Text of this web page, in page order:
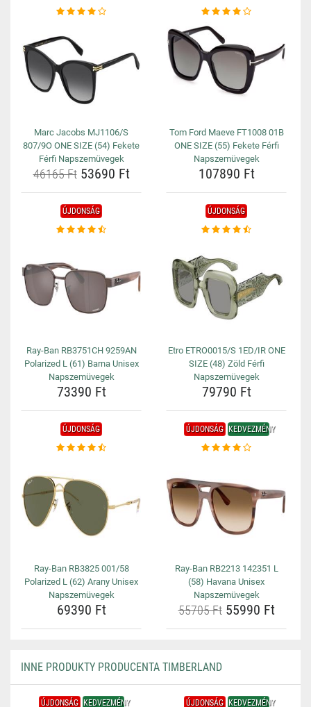
Marc Jacobs MJ1106/S
807/9O ONE SIZE (54) Fekete
Férfi Napszemüvegek
46165 Ft53690 Ft
Tom Ford Maeve FT1008 01B
ONE SIZE (55) Fekete Férfi
Napszemüvegek
107890 Ft
ÚJDONSÁG
Ray-Ban RB3751CH 9259AN
Polarized L (61) Barna Unisex
Napszemüvegek
73390 Ft
ÚJDONSÁG
Etro ETRO0015/S 1ED/IR ONE
SIZE (48) Zöld Férfi
Napszemüvegek
79790 Ft
ÚJDONSÁG
Ray-Ban RB3825 001/58
Polarized L (62) Arany Unisex
Napszemüvegek
69390 Ft
ÚJDONSÁG KEDVEZMÉNY
Ray-Ban RB2213 142351 L
(58) Havana Unisex
Napszemüvegek
55705 Ft55990 Ft
INNE PRODUKTY PRODUCENTA TIMBERLAND
ÚJDONSÁG KEDVEZMÉNY ÚJDONSÁG KEDVEZMÉNY